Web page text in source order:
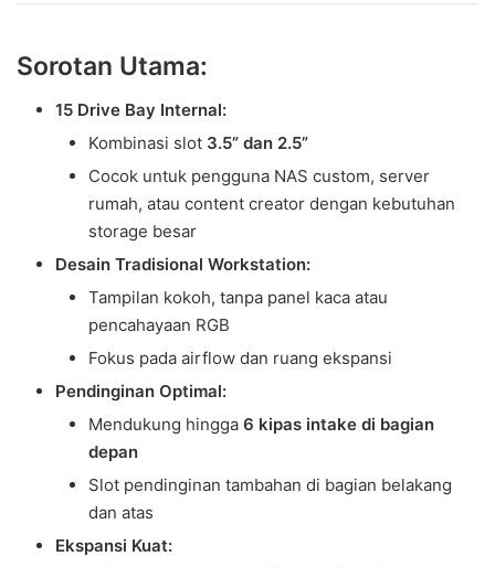
Sorotan Utama:
15 Drive Bay Internal:
Kombinasi slot 3.5” dan 2.5”
Cocok untuk pengguna NAS custom, server
rumah, atau content creator dengan kebutuhan
storage besar
Desain Tradisional Workstation:
Tampilan kokoh, tanpa panel kaca atau
pencahayaan RGB
Fokus pada airflow dan ruang ekspansi
Pendinginan Optimal:
Mendukung hingga 6 kipas intake di bagian
depan
Slot pendinginan tambahan di bagian belakang
dan atas
Ekspansi Kuat: